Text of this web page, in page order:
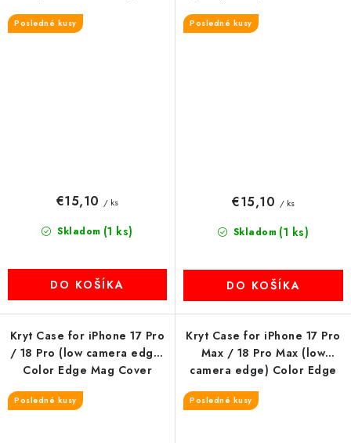
čierny
Posledné kusy
Skladom (1 ks)
€15,10 / ks
DO KOŠÍKA
gray
Posledné kusy
Skladom (1 ks)
€15,10 / ks
DO KOŠÍKA
Kryt Case for iPhone 17 Pro
/ 18 Pro (low camera edge)
Color Edge Mag Cover
compatible with MagSafe
ružový
Posledné kusy
Kryt Case for iPhone 17 Pro
Max / 18 Pro Max (low
camera edge) Color Edge
Mag Cover compatible with
MagSafe blue
Posledné kusy